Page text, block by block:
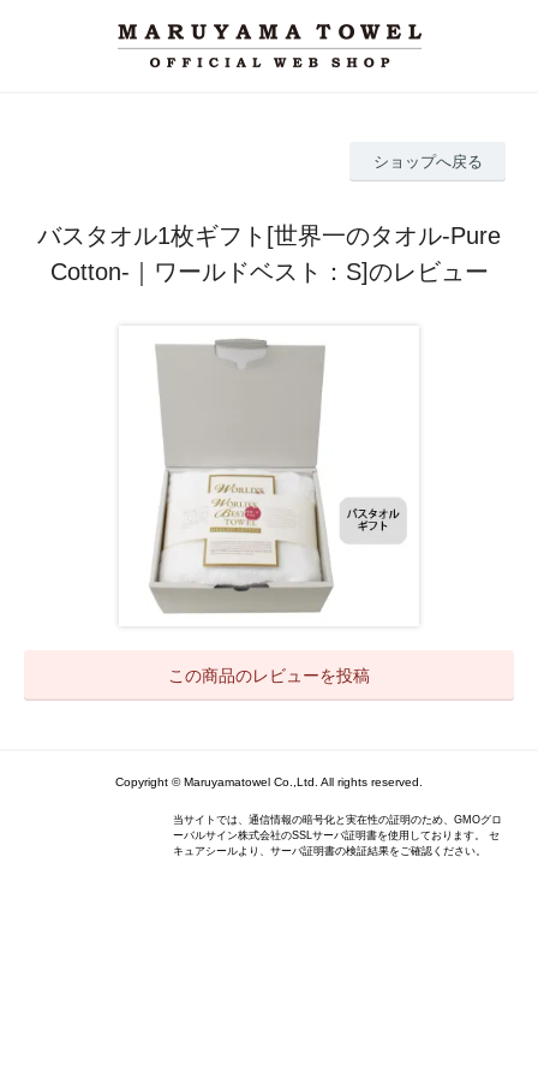
ショップへ戻る
バスタオル1枚ギフト[世界一のタオル-Pure
Cotton-｜ワールドベスト：S]のレビュー
この商品のレビューを投稿
Copyright © Maruyamatowel Co.,Ltd. All rights reserved.
当サイトでは、通信情報の暗号化と実在性の証明のため、GMOグロ
ーバルサイン株式会社のSSLサーバ証明書を使用しております。 セ
キュアシールより、サーバ証明書の検証結果をご確認ください。